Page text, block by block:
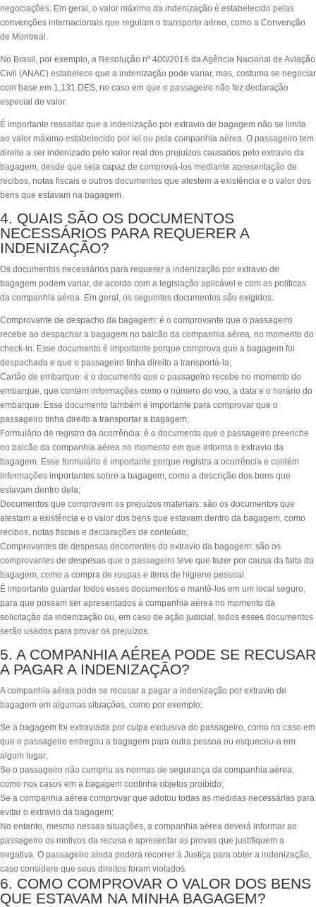
negociações. Em geral, o valor máximo da indenização é estabelecido pelas
convenções internacionais que regulam o transporte aéreo, como a Convenção
de Montreal.
No Brasil, por exemplo, a Resolução nº 400/2016 da Agência Nacional de Aviação
Civil (ANAC) estabelece que a indenização pode variar, mas, costuma se negociar
com base em 1.131 DES, no caso em que o passageiro não fez declaração
especial de valor.
É importante ressaltar que a indenização por extravio de bagagem não se limita
ao valor máximo estabelecido por lei ou pela companhia aérea. O passageiro tem
direito a ser indenizado pelo valor real dos prejuízos causados pelo extravio da
bagagem, desde que seja capaz de comprová-los mediante apresentação de
recibos, notas fiscais e outros documentos que atestem a existência e o valor dos
bens que estavam na bagagem.
4. QUAIS SÃO OS DOCUMENTOS
NECESSÁRIOS PARA REQUERER A
INDENIZAÇÃO?
Os documentos necessários para requerer a indenização por extravio de
bagagem podem variar, de acordo com a legislação aplicável e com as políticas
da companhia aérea. Em geral, os seguintes documentos são exigidos:
Comprovante de despacho da bagagem: é o comprovante que o passageiro
recebe ao despachar a bagagem no balcão da companhia aérea, no momento do
check-in. Esse documento é importante porque comprova que a bagagem foi
despachada e que o passageiro tinha direito a transportá-la;
Cartão de embarque: é o documento que o passageiro recebe no momento do
embarque, que contém informações como o número do voo, a data e o horário do
embarque. Esse documento também é importante para comprovar que o
passageiro tinha direito a transportar a bagagem;
Formulário de registro da ocorrência: é o documento que o passageiro preenche
no balcão da companhia aérea no momento em que informa o extravio da
bagagem. Esse formulário é importante porque registra a ocorrência e contém
informações importantes sobre a bagagem, como a descrição dos bens que
estavam dentro dela;
Documentos que comprovem os prejuízos materiais: são os documentos que
atestam a existência e o valor dos bens que estavam dentro da bagagem, como
recibos, notas fiscais e declarações de conteúdo;
Comprovantes de despesas decorrentes do extravio da bagagem: são os
comprovantes de despesas que o passageiro teve que fazer por causa da falta da
bagagem, como a compra de roupas e itens de higiene pessoal.
É importante guardar todos esses documentos e mantê-los em um local seguro,
para que possam ser apresentados à companhia aérea no momento da
solicitação da indenização ou, em caso de ação judicial, todos esses documentos
serão usados para provar os prejuízos.
5. A COMPANHIA AÉREA PODE SE RECUSAR
A PAGAR A INDENIZAÇÃO?
A companhia aérea pode se recusar a pagar a indenização por extravio de
bagagem em algumas situações, como por exemplo:
Se a bagagem foi extraviada por culpa exclusiva do passageiro, como no caso em
que o passageiro entregou a bagagem para outra pessoa ou esqueceu-a em
algum lugar;
Se o passageiro não cumpriu as normas de segurança da companhia aérea,
como nos casos em a bagagem continha objetos proibido;
Se a companhia aérea comprovar que adotou todas as medidas necessárias para
evitar o extravio da bagagem;
No entanto, mesmo nessas situações, a companhia aérea deverá informar ao
passageiro os motivos da recusa e apresentar as provas que justifiquem a
negativa. O passageiro ainda poderá recorrer à Justiça para obter a indenização,
caso considere que seus direitos foram violados.
6. COMO COMPROVAR O VALOR DOS BENS
QUE ESTAVAM NA MINHA BAGAGEM?